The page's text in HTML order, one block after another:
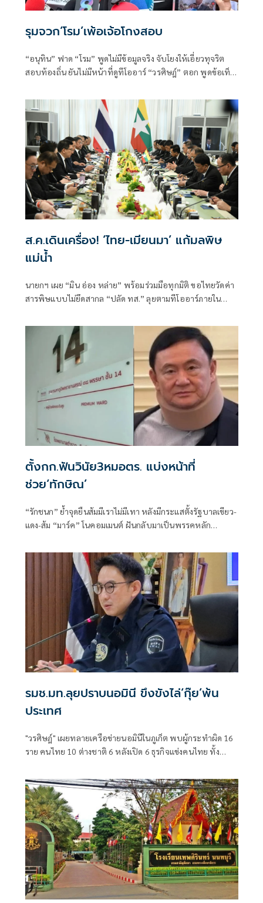
รุมจวก‘โรม’เพ้อเจ้อโกงสอบ
“อนุทิน” ฟาด “โรม” พูดไม่มีข้อมูลจริง จับโยงให้เอี่ยวทุจริต
สอบท้องถิ่น ยันไม่มีหน้าที่ดูทีโออาร์ “วรศิษฎ์” ตอก พูดข้อเท็จ
ส.ค.เดินเครื่อง! ‘ไทย-เมียนมา’ แก้มลพิษ
แม่นํ้า
นายกฯ เผย “มิน อ่อง หล่าย” พร้อมร่วมมือทุกมิติ ขอไทยวัดค่า
สารพิษแบบไม่ยึดสากล “ปลัด ทส.” ลุยตามทีโออาร์ภายใน
การทูตไทยบนเวทีโลก
ตั้งกก.ฟันวินัย3หมอตร. แบ่งหน้าที่
ช่วย‘ทักษิณ’
“รักชนก” ย้ำจุดยืนส้มมีเราไม่มีเทา หลังมีกระแสตั้งรัฐบาลเขียว-
แดง-ส้ม “มาร์ค” โนคอมเมนต์ ฝันกลับมาเป็นพรรคหลัก
รมช.มท.ลุยปราบนอมินี ขึงขังไล่‘กุ๊ย’พ้น
ประเทศ
"วรศิษฎ์" เผยทลายเครือข่ายนอมินีในภูเก็ต พบผู้กระทำผิด 16
ราย คนไทย 10 ต่างชาติ 6 หลังเปิด 6 ธุรกิจแข่งคนไทย ทั้ง